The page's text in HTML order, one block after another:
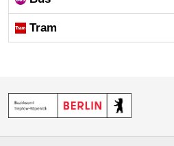
Tram